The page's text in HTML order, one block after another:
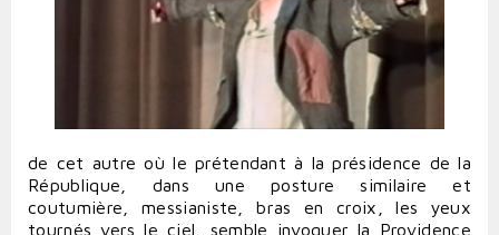
de cet autre où le prétendant à la présidence de la
République, dans une posture similaire et
coutumière, messianiste, bras en croix, les yeux
tournés vers le ciel, semble invoquer la Providence